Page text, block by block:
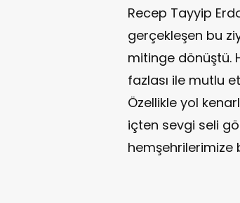
Recep Tayyip
gerçekleşen bu
mitinge dönüştü.
fazlası ile mutlu
Özellikle yol
içten sevgi seli
hemşehrilerimize